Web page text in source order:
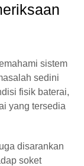
sistem
sedini
fisik baterai,
yang tersedia
disarankan
soket